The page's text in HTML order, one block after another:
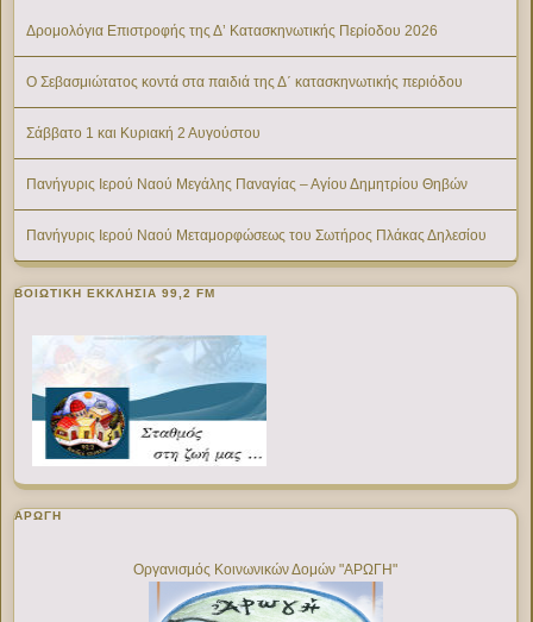
Δρομολόγια Επιστροφής της Δ’ Κατασκηνωτικής Περίοδου 2026
Ο Σεβασμιώτατος κοντά στα παιδιά της Δ΄ κατασκηνωτικής περιόδου
Σάββατο 1 και Κυριακή 2 Αυγούστου
Πανήγυρις Ιερού Ναού Μεγάλης Παναγίας – Αγίου Δημητρίου Θηβών
Πανήγυρις Ιερού Ναού Μεταμορφώσεως του Σωτήρος Πλάκας Δηλεσίου
ΒΟΙΩΤΙΚΉ ΕΚΚΛΗΣΊΑ 99,2 FM
ΑΡΩΓΗ
Οργανισμός Κοινωνικών Δομών "ΑΡΩΓΗ"